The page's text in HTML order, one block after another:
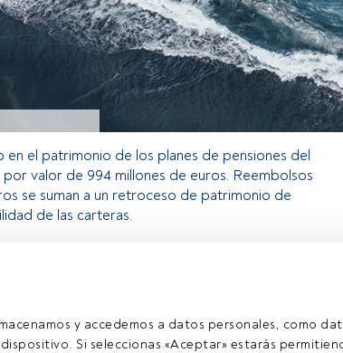
y accedemos a datos personales, como
Si seleccionas «Aceptar» estarás
en el patrimonio de los planes de pensiones del
por valor de 994 millones de euros. Reembolsos
se suman a un retroceso de patrimonio de
de las carteras.
usuarios registrados de FundsPeople. Si ya
todo el universo que ofrece FundsPeople.
a FundsPeople